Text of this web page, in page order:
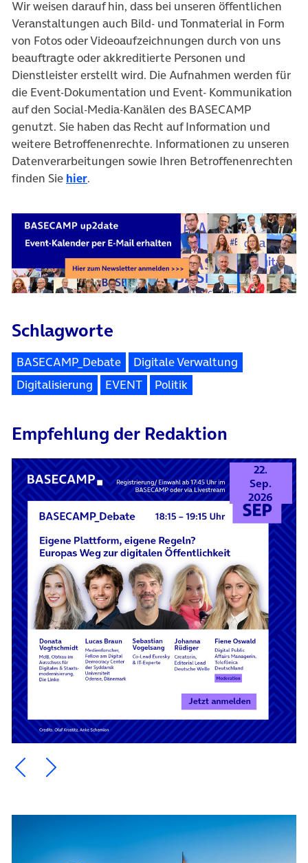
Wir weisen darauf hin, dass bei unseren öffentlichen
Veranstaltungen auch Bild- und Tonmaterial in Form
von Fotos oder Videoaufzeichnungen durch von uns
beauftragte oder akkreditierte Personen und
Dienstleister erstellt wird. Die Aufnahmen werden für
die Event-Dokumentation und Event- Kommunikation
auf den Social-Media-Kanälen des BASECAMP
genutzt. Sie haben das Recht auf Information und
weitere Betroffenenrechte. Informationen zu unseren
Datenverarbeitungen sowie Ihren Betroffenenrechten
finden Sie hier.
Schlagworte
BASECAMP_Debate
Digitale Verwaltung
Digitalisierung
EVENT Politik
Empfehlung der Redaktion
22.
Sep.
2026
Ein Element zurück blättern
Ein Element weiter blättern